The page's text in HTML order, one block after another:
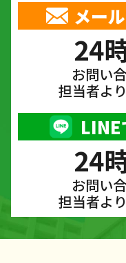
メー
24
お問い
担当者よ
LINE
24
お問い
担当者よ